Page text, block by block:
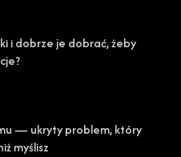
i dobrze je dobrać, żeby
— ukryty problem, który
myślisz